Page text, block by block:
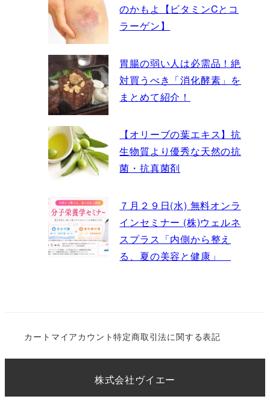
のかもよ【ビタミンCとコ
ラーゲン】
胃腸の弱い人は必需品！絶
対買うべき「消化酵素」を
まとめて紹介！
【オリーブの葉エキス】抗
生物質より優秀な天然の抗
菌・抗真菌剤
７月２９日(水) 無料オンラ
インセミナー (株)ウェルネ
スプラス「内側から整え
る、夏の美容と健康」
カート マイアカウント特定商取引法に関する表記
株式会社ヴイエー